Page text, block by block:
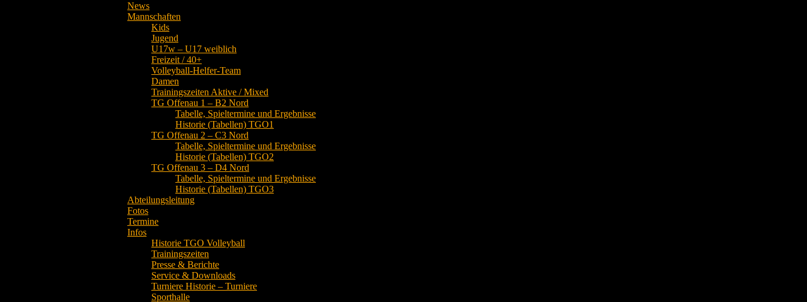
News
Mannschaften
Kids
Jugend
U17w – U17 weiblich
Freizeit / 40+
Volleyball-Helfer-Team
Damen
Trainingszeiten Aktive / Mixed
TG Offenau 1 – B2 Nord
Tabelle, Spieltermine und Ergebnisse
Historie (Tabellen) TGO1
TG Offenau 2 – C3 Nord
Tabelle, Spieltermine und Ergebnisse
Historie (Tabellen) TGO2
TG Offenau 3 – D4 Nord
Tabelle, Spieltermine und Ergebnisse
Historie (Tabellen) TGO3
Abteilungsleitung
Fotos
Termine
Infos
Historie TGO Volleyball
Trainingszeiten
Presse & Berichte
Service & Downloads
Turniere Historie – Turniere
Sporthalle